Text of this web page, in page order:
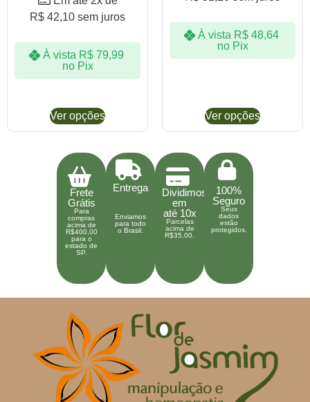
R$ 42,10 sem juros
À vista R$79,99
no Pix
Ver opções
À vista R$48,64
no Pix
Ver opções
Frete
Grátis
Para
compras
acima de
R$400,00
para o
estado de
SP.
Entrega
Enviamos
para todo
o Brasil.
Dividimos
em
até 10x
Parcelas
acima de
R$35,00.
100%
Seguro
Seus
dados
estão
protegidos.